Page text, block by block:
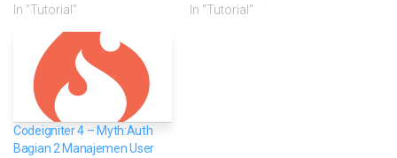
In "Tutorial"
In "Tutorial"
Codeigniter 4 – Myth:Auth
Bagian 2 Manajemen User